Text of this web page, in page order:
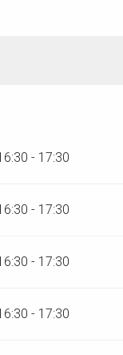
- 17:30
- 17:30
- 17:30
- 17:30